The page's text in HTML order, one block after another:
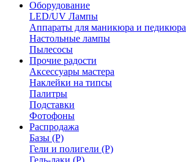
Оборудование
LED/UV Лампы
Аппараты для маникюра и педикюра
Настольные лампы
Пылесосы
Прочие радости
Аксессуары мастера
Наклейки на типсы
Палитры
Подставки
Фотофоны
Распродажа
Базы (Р)
Гели и полигели (Р)
Гель-лаки (Р)